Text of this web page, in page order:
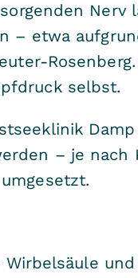
– etwa
selbst.
– je